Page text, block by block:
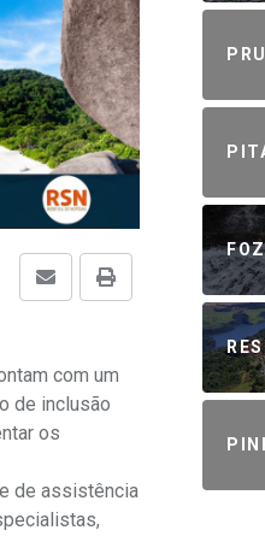
com um
de inclusão
os
de assistência